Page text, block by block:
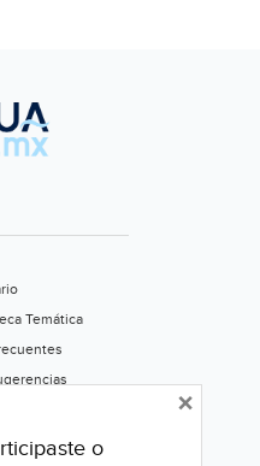
Temática
portal
o
×